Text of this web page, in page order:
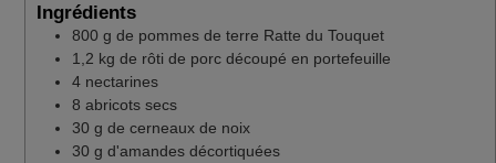
Ingrédients
800 g de pommes de terre Ratte du Touquet
1,2 kg de rôti de porc découpé en portefeuille
4 nectarines
8 abricots secs
30 g de cerneaux de noix
30 g d'amandes décortiquées